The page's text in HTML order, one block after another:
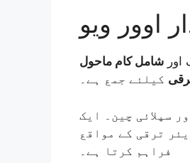
اوور ویو
شامل کام ماحول
کیلئے جمع ہے۔
سپلائی چین۔ ایک
ترقی کے مواقع
فراہم کرتا ہے۔